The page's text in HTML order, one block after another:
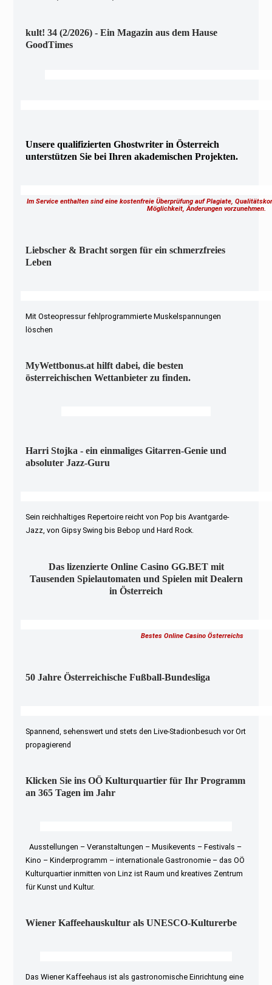
kult! 34 (2/2026) - Ein Magazin aus dem Hause
GoodTimes
Unsere qualifizierten Ghostwriter in Österreich
unterstützen Sie bei Ihren akademischen Projekten.
Im Service enthalten sind eine kostenfreie Überprüfung auf Plagiate,
Möglichkeit, Änderungen vorzunehmen.
Liebscher & Bracht sorgen für ein schmerzfreies
Leben
Mit Osteopressur fehlprogrammierte Muskelspannungen
löschen
MyWettbonus.at hilft dabei, die besten
österreichischen Wettanbieter zu finden.
Harri Stojka - ein einmaliges Gitarren-Genie und
absoluter Jazz-Guru
Sein reichhaltiges Repertoire reicht von Pop bis Avantgarde-
Jazz, von Gipsy Swing bis Bebop und Hard Rock.
Das lizenzierte Online Casino GG.BET mit
Tausenden Spielautomaten und Spielen mit Dealern
in Österreich
Bestes Online Casino Österreichs
50 Jahre Österreichische Fußball-Bundesliga
Spannend, sehenswert und stets den Live-Stadionbesuch vor Ort
propagierend
Klicken Sie ins OÖ Kulturquartier für Ihr Programm
an 365 Tagen im Jahr
Ausstellungen – Veranstaltungen – Musikevents – Festivals –
Kino – Kinderprogramm – internationale Gastronomie – das OÖ
Kulturquartier inmitten von Linz ist Raum und kreatives Zentrum
für Kunst und Kultur.
Wiener Kaffeehauskultur als UNESCO-Kulturerbe
Das Wiener Kaffeehaus ist als gastronomische Einrichtung eine